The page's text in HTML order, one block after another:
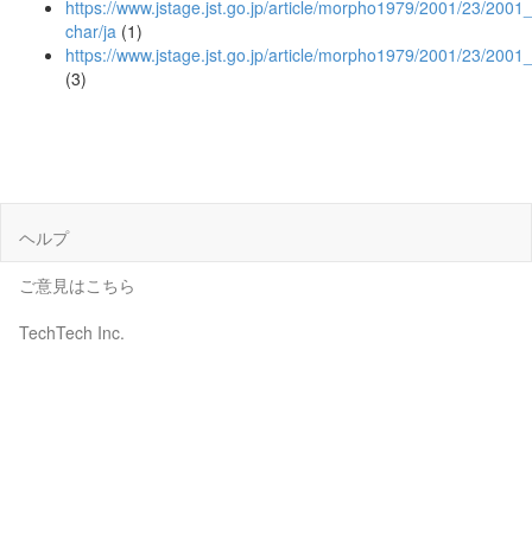
https://www.jstage.jst.go.jp/article/morpho1979/2001/23/
char/ja (1)
https://www.jstage.jst.go.jp/article/morpho1979/2001/23/
(3)
ヘルプ
ご意見はこちら
TechTech Inc.